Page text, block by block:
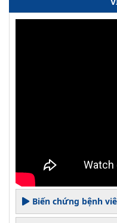
Biến chứng bệnh